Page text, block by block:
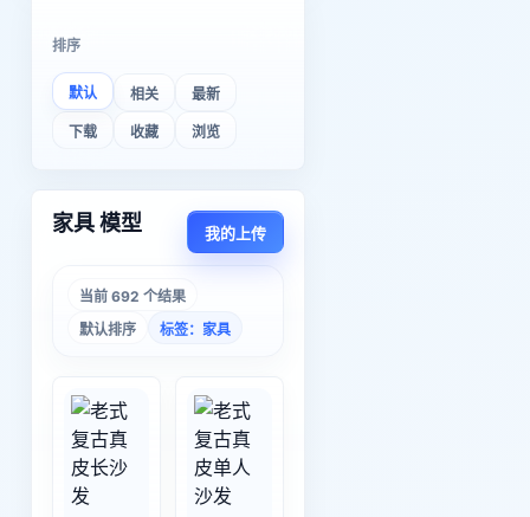
排序
默认 相关 最新
下载 收藏 浏览
家具 模型 我的上传
当前 692 个结果
默认排序
标签：家具